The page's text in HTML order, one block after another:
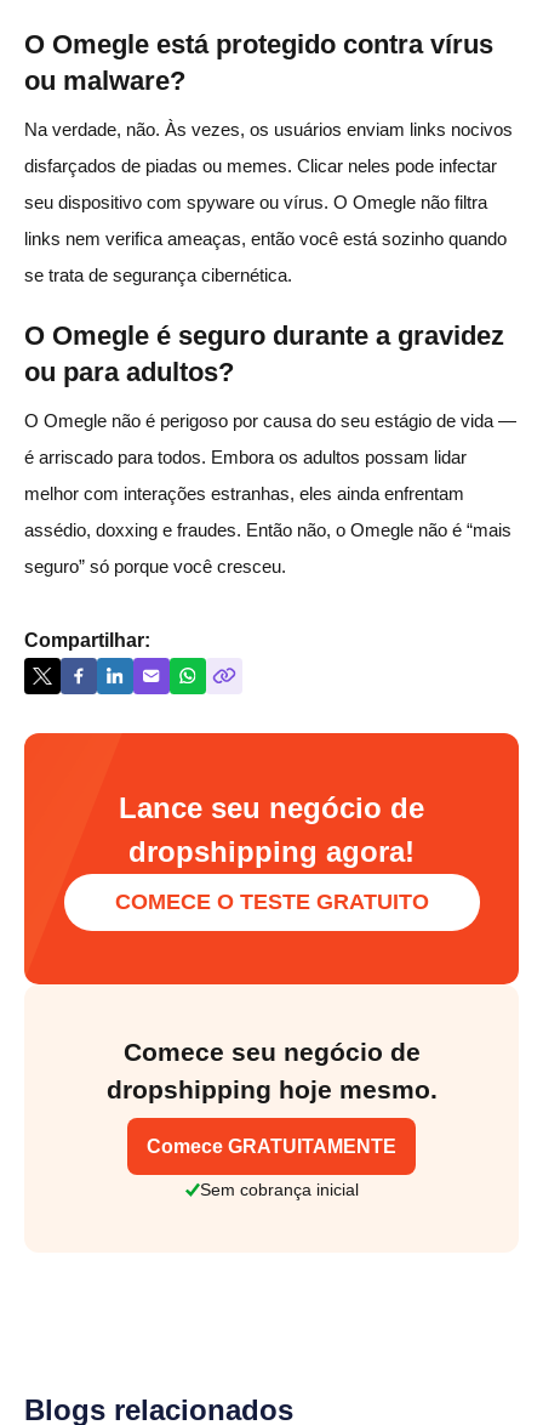
O Omegle está protegido contra vírus
ou malware?
Na verdade, não. Às vezes, os usuários enviam links nocivos
disfarçados de piadas ou memes. Clicar neles pode infectar
seu dispositivo com spyware ou vírus. O Omegle não filtra
links nem verifica ameaças, então você está sozinho quando
se trata de segurança cibernética.
O Omegle é seguro durante a gravidez
ou para adultos?
O Omegle não é perigoso por causa do seu estágio de vida —
é arriscado para todos. Embora os adultos possam lidar
melhor com interações estranhas, eles ainda enfrentam
assédio, doxxing e fraudes. Então não, o Omegle não é “mais
seguro” só porque você cresceu.
Compartilhar:
Lance seu negócio de
dropshipping agora!
COMECE O TESTE GRATUITO
Comece seu negócio de
dropshipping hoje mesmo.
Comece GRATUITAMENTE
Sem cobrança inicial
Blogs relacionados